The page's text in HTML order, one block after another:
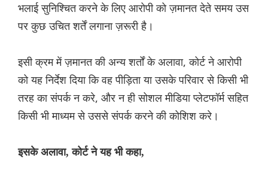
भलाई सुनिश्चित करने के लिए आरोपी को ज़मानत देते समय उस
पर कुछ उचित शर्तें लगाना ज़रूरी है।
इसी क्रम में ज़मानत की अन्य शर्तों के अलावा, कोर्ट ने आरोपी
को यह निर्देश दिया कि वह पीड़िता या उसके परिवार से किसी भी
तरह का संपर्क न करे, और न ही सोशल मीडिया प्लेटफॉर्म सहित
किसी भी माध्यम से उससे संपर्क करने की कोशिश करे।
इसके अलावा, कोर्ट ने यह भी कहा,